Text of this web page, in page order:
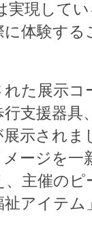
実現して
体験す
た展示コ
支援器具
示され
ージを一
主催の
アイテ